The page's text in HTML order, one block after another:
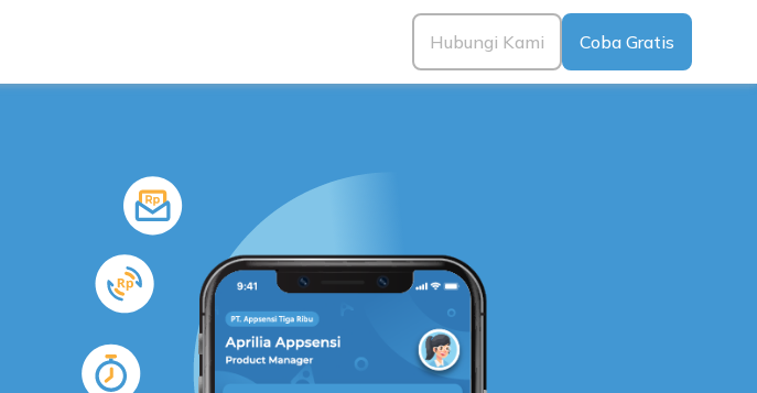
Hubungi Kami Coba Gratis